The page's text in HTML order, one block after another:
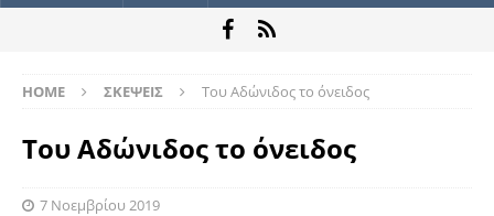
HOME ΣΚΕΨΕΙΣ Του Αδώνιδος το όνειδος
Του Αδώνιδος το όνειδος
7 Νοεμβρίου 2019